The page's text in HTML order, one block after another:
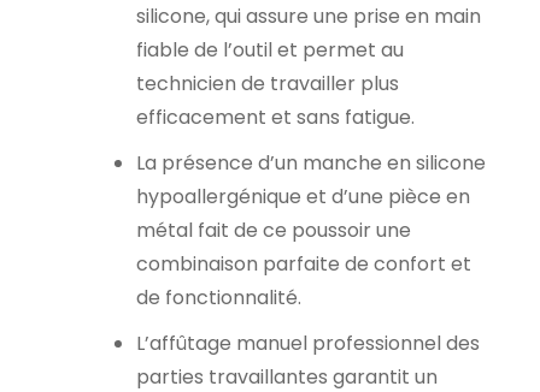
silicone, qui assure une prise en main
fiable de l’outil et permet au
technicien de travailler plus
efficacement et sans fatigue.
La présence d’un manche en silicone
hypoallergénique et d’une pièce en
métal fait de ce poussoir une
combinaison parfaite de confort et
de fonctionnalité.
L’affûtage manuel professionnel des
parties travaillantes garantit un